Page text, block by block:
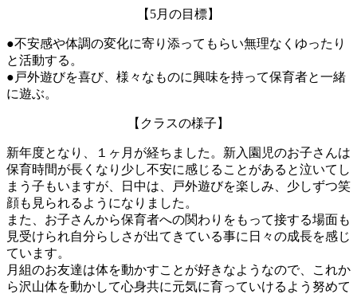
【5月の目標】
●不安感や体調の変化に寄り添ってもらい無理なくゆったり
と活動する。
●戸外遊びを喜び、様々なものに興味を持って保育者と一緒
に遊ぶ。
【クラスの様子】
新年度となり、１ヶ月が経ちました。新入園児のお子さんは
保育時間が長くなり少し不安に感じることがあると泣いてし
まう子もいますが、日中は、戸外遊びを楽しみ、少しずつ笑
顔も見られるようになりました。
また、お子さんから保育者への関わりをもって接する場面も
見受けられ自分らしさが出てきている事に日々の成長を感じ
ています。
月組のお友達は体を動かすことが好きなようなので、これか
ら沢山体を動かして心身共に元気に育っていけるよう努めて